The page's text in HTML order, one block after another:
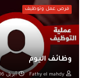
فرص عمل وتوظيف
وظائف اليوم
Fathy el mahdy أبريل 06, 2025